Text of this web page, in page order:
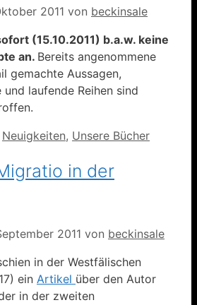
2011 von beckinsale
(15.10.2011) b.a.w. keine
an. Bereits angenommene
gemachte Aussagen,
laufende Reihen sind
Neuigkeiten, Unsere Bücher
in der
2011 von beckinsale
in der Westfälischen
ein Artikel über den Autor
in der zweiten